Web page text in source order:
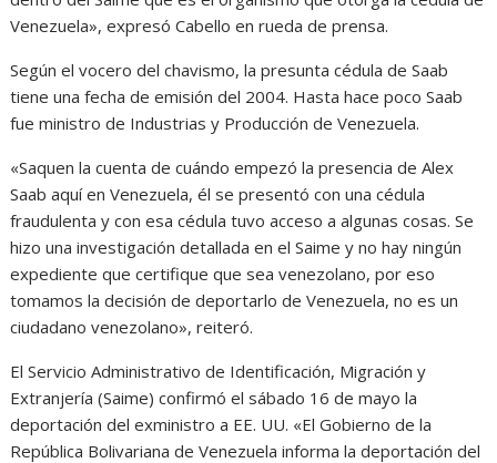
Venezuela», expresó Cabello en rueda de prensa.
Según el vocero del chavismo, la presunta cédula de Saab
tiene una fecha de emisión del 2004. Hasta hace poco Saab
fue ministro de Industrias y Producción de Venezuela.
«Saquen la cuenta de cuándo empezó la presencia de Alex
Saab aquí en Venezuela, él se presentó con una cédula
fraudulenta y con esa cédula tuvo acceso a algunas cosas. Se
hizo una investigación detallada en el Saime y no hay ningún
expediente que certifique que sea venezolano, por eso
tomamos la decisión de deportarlo de Venezuela, no es un
ciudadano venezolano», reiteró.
El Servicio Administrativo de Identificación, Migración y
Extranjería (Saime) confirmó el sábado 16 de mayo la
deportación del exministro a EE. UU. «El Gobierno de la
República Bolivariana de Venezuela informa la deportación del